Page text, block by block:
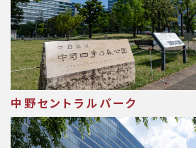
中野セントラルパーク